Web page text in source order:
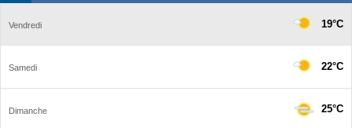
Vendredi 19°C
Samedi 22°C
Dimanche 25°C